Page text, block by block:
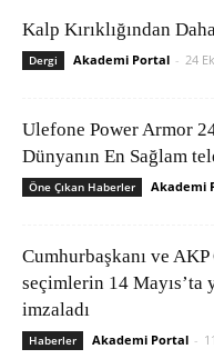
Kalp Kırıklığından
Dergi Akademi Portal - 24
Ulefone Power Armor
Dünyanın En Sağlam
Öne Çıkan Haberler Akademi
Cumhurbaşkanı ve
seçimlerin 14 Mayıs’ta
imzaladı
Haberler Akademi Portal -